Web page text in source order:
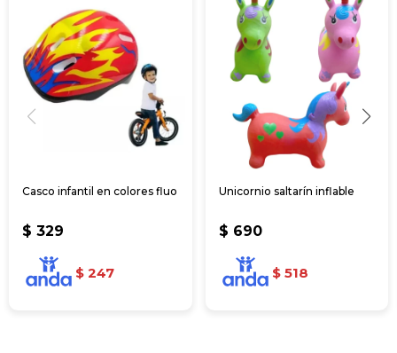
Casco infantil en colores fluo
$ 329
$ 247
Unicornio saltarín inflable
$ 690
$ 518